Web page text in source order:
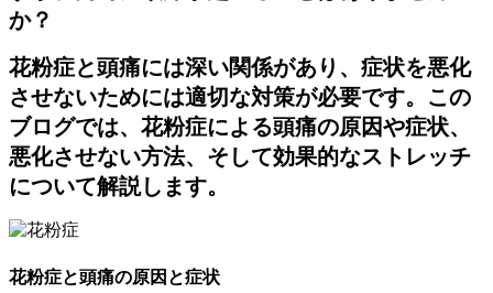
か？
花粉症と頭痛には深い関係があり、症状を悪化
させないためには適切な対策が必要です。この
ブログでは、花粉症による頭痛の原因や症状、
悪化させない方法、そして効果的なストレッチ
について解説します。
花粉症と頭痛の原因と症状